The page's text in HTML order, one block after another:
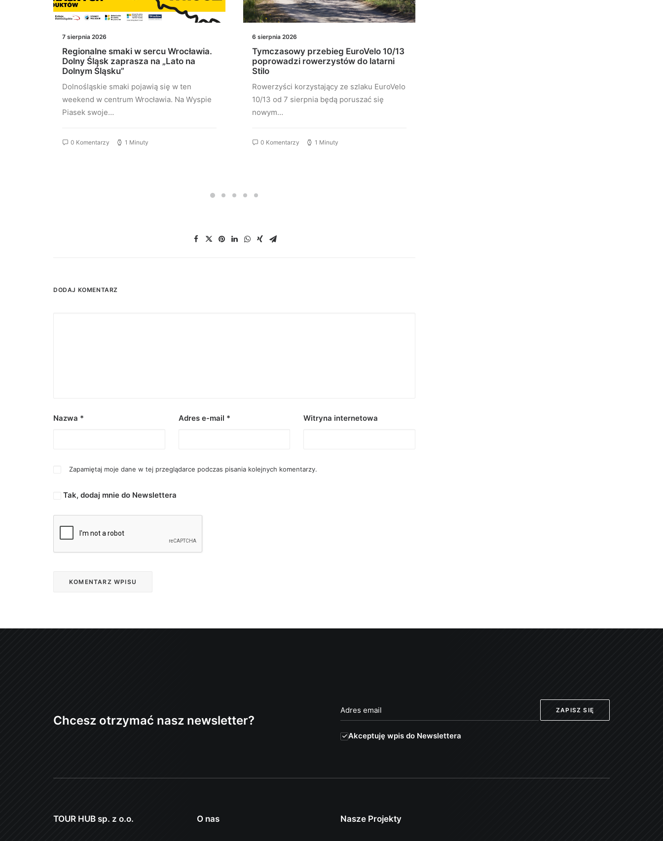
7 sierpnia 2026
Regionalne smaki w sercu Wrocławia.
Dolny Śląsk zaprasza na „Lato na
Dolnym Śląsku”
Dolnośląskie smaki pojawią się w ten
weekend w centrum Wrocławia. Na Wyspie
Piasek swoje…
0 Komentarzy 1 Minuty
6 sierpnia 2026
Tymczasowy przebieg EuroVelo 10/13
poprowadzi rowerzystów do latarni
Stilo
Rowerzyści korzystający ze szlaku EuroVelo
10/13 od 7 sierpnia będą poruszać się
nowym…
0 Komentarzy 1 Minuty
DODAJ KOMENTARZ
Nazwa * Adres e-mail * Witryna internetowa
Zapamiętaj moje dane w tej przeglądarce podczas pisania kolejnych komentarzy.
Tak, dodaj mnie do Newslettera
Chcesz otrzymać nasz newsletter?
Akceptuję wpis do Newslettera
TOUR HUB sp. z o.o. O nas Nasze Projekty